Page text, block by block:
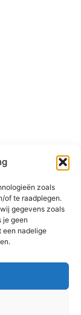
zoals
of te raadplegen.
gegevens zoals
je geen
een nadelige